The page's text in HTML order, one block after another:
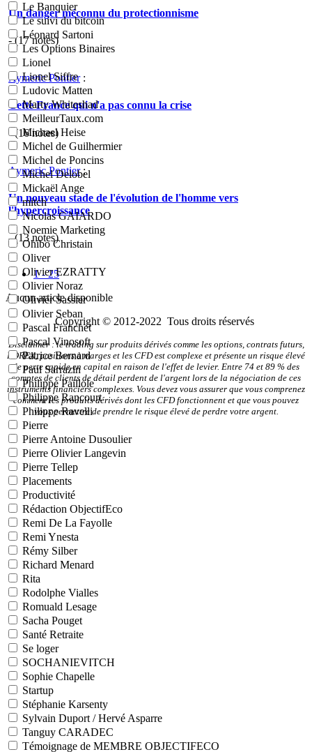
Le Banquier
Le suivi du bitcoin
Léonard Sartoni
Les Options Binaires
Lionel
Lionel Siffre
Ludovic Matten
Marty Whiteshad
MeilleurTaux.com
Michael Heise
Michel de Guilhermier
Michel de Poncins
Michel Delobel
Mickaël Ange
mitch
Nicolas GAIARDO
Noemie Marketing
Ohibo Christain
Oliver
Olivier EZRATTY
Olivier Noraz
Olivier Sassier
Olivier Seban
Pascal Franchet
Pascal Vinosoft
Patrice Bernard
Paul Sarrazin
Philippe Paillole
Philippe Rancourt
Philippe Ravelli
Pierre
Pierre Antoine Dusoulier
Pierre Olivier Langevin
Pierre Tellep
Placements
Productivité
Rédaction ObjectifEco
Remi De La Fayolle
Remi Ynesta
Rémy Silber
Richard Menard
Rita
Rodolphe Vialles
Romuald Lesage
Sacha Pouget
Santé Retraite
Se loger
SOCHANIEVITCH
Sophie Chapelle
Startup
Stéphanie Karsenty
Sylvain Duport / Hervé Asparre
Tanguy CARADEC
Témoignage de MEMBRE OBJECTIFECO
Un danger méconnu du protectionnisme
- (17notes)
Aymeric Pontier:
Cette France qui n'a pas connu la crise
- (16notes)
Aymeric Pontier:
Un nouveau stade de l'évolution de l'homme vers
l'hypercroissance
- (13notes)
1 - 25
Aucun article disponible
Copyright © 2012-2022 Tous droits réservés
Disclaimer : le trading sur produits dérivés comme les options, contrats futurs,
FOREX, positions à marges et les CFD est complexe et présente un risque élevé
de perte rapide en capital en raison de l'effet de levier. Entre 74 et 89 % des
comptes de clients de détail perdent de l'argent lors de la négociation de ces
instruments financiers complexes. Vous devez vous assurer que vous comprenez
comment les produits dérivés dont les CFD fonctionnent et que vous pouvez
vous permettre de prendre le risque élevé de perdre votre argent.